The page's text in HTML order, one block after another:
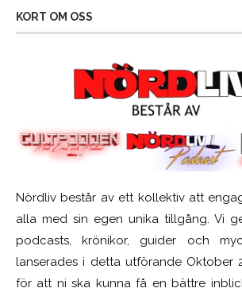
KORT OM OSS
Nördliv består av ett kollektiv att
alla med sin egen unika tillgång. Vi
podcasts, krönikor, guider och
lanserades i detta utförande Oktober
för att ni ska kunna få en bättre